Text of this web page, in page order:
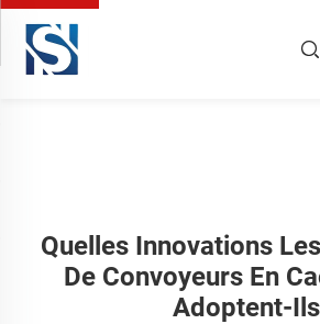
Quelles Innovations
De Convoyeurs En
Adoptent-Ils